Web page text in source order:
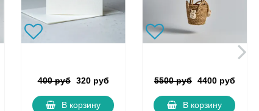
400 руб 320 руб
В корзину
5500 руб 4400 руб
В корзину